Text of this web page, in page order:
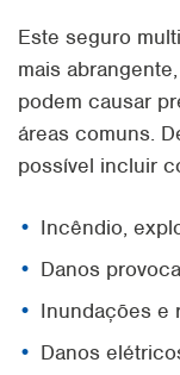
Este seguro
mais
podem causar
áreas comuns.
possível incluir
Incêndio,
Danos
Inundações e
Danos